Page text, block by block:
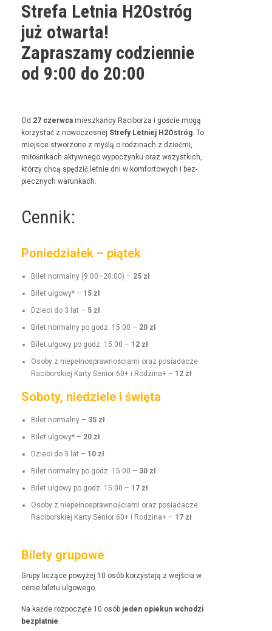
Strefa Letnia H2Ostróg
już otwarta!
Zapraszamy codziennie
od 9:00 do 20:00
Od 27 czer­w­ca mieszkań­cy Raci­borza i goś­cie mogą
korzys­tać z nowoczes­nej Stre­fy Let­niej H2Ostróg. To
miejsce stwor­zone z myślą o rodz­i­nach z dzieć­mi,
miłośnikach akty­wnego wypoczynku oraz wszys­t­kich,
którzy chcą spędz­ić let­nie dni w kom­for­towych i bez­
piecznych warunkach.
Cennik:
Poniedziałek – piątek
Bilet nor­mal­ny (9:00–20:00) – 25 zł
Bilet ulgo­wy* – 15 zł
Dzieci do 3 lat – 5 zł
Bilet nor­mal­ny po godz. 15:00 – 20 zł
Bilet ulgo­wy po godz. 15:00 – 12 zł
Oso­by z niepełnosprawnoś­ci­a­mi oraz posi­adacze
Raci­borskiej Kar­ty Senior 60+ i Rodz­i­na+ – 12 zł
Soboty, niedziele i święta
Bilet nor­mal­ny – 35 zł
Bilet ulgo­wy* – 20 zł
Dzieci do 3 lat – 10 zł
Bilet nor­mal­ny po godz. 15:00 – 30 zł
Bilet ulgo­wy po godz. 15:00 – 17 zł
Oso­by z niepełnosprawnoś­ci­a­mi oraz posi­adacze
Raci­borskiej Kar­ty Senior 60+ i Rodz­i­na+ – 17 zł
Bilety grupowe
Grupy liczące powyżej 10 osób korzys­ta­ją z wejś­cia w
cenie bile­tu ulgowego.
Na każde rozpoczęte 10 osób jeden opiekun wchodzi
bezpłat­nie.